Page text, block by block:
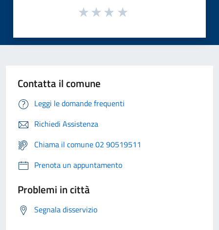
Contatta il comune
Leggi le domande frequenti
Richiedi Assistenza
Chiama il comune 02 90519511
Prenota un appuntamento
Problemi in città
Segnala disservizio